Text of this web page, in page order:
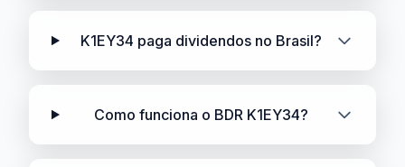
K1EY34 paga dividendos no Brasil?
Como funciona o BDR K1EY34?